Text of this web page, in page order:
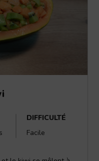
DIFFICULTÉ
Facile